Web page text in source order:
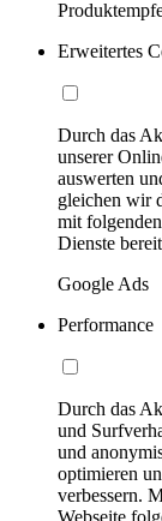
Erweitertes
Durch das
unserer
auswerten
gleichen wir
mit
Dienste
Google Ads
Performance
Durch das
und
und
optimieren
verbessern.
Webseite